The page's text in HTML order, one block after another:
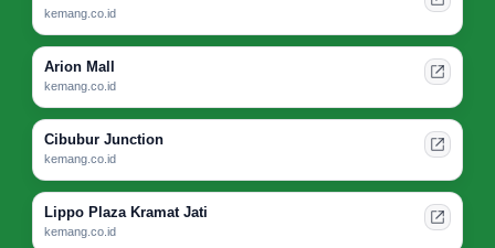
kemang.co.id
Arion Mall
kemang.co.id
Cibubur Junction
kemang.co.id
Lippo Plaza Kramat Jati
kemang.co.id